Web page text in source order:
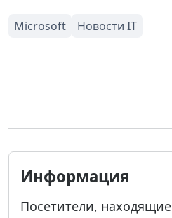
Информация
Посетители,